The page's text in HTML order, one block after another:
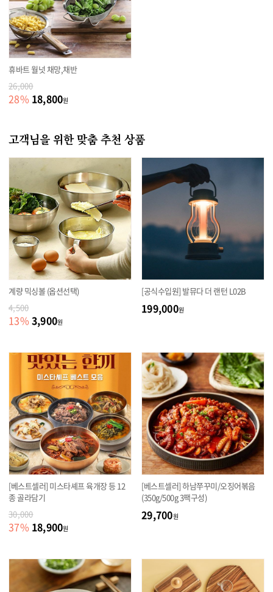
휴바트 월넛 채망,채반
26,000
28% 18,800원
고객님을 위한 맞춤 추천 상품
계량 믹싱볼 (옵션선택)
4,500
13% 3,900원
[공식수입원] 발뮤다 더 랜턴 L02B
199,000원
[베스트셀러] 미스타셰프 육개장 등 12
종 골라담기
30,000
37% 18,900원
[베스트셀러] 하남쭈꾸미/오징어볶음
(350g/500g 3팩구성)
29,700원